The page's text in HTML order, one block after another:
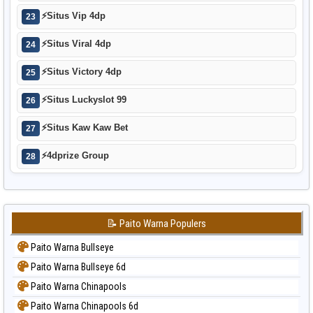
23 ⚡Situs Vip 4dp
24 ⚡Situs Viral 4dp
25 ⚡Situs Victory 4dp
26 ⚡Situs Luckyslot 99
27 ⚡Situs Kaw Kaw Bet
28 ⚡4dprize Group
📝 Paito Warna Populers
Paito Warna Bullseye
Paito Warna Bullseye 6d
Paito Warna Chinapools
Paito Warna Chinapools 6d